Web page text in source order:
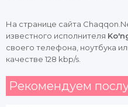
На странице сайта
известного исполнителя
своего телефона, ноутбука
качестве 128 kbp/s.
Рекомендуем